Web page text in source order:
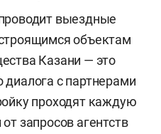
выездные
объектам
Казани — это
с партнерами
проходят каждую
запросов агентств